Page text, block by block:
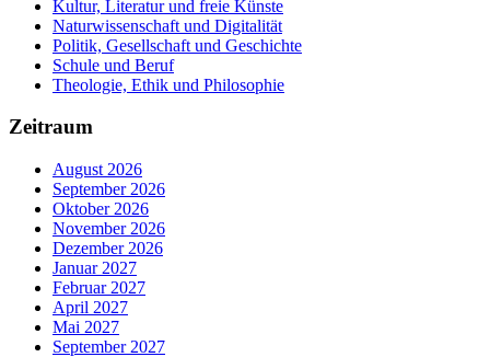
Kultur, Literatur und freie Künste
Naturwissenschaft und Digitalität
Politik, Gesellschaft und Geschichte
Schule und Beruf
Theologie, Ethik und Philosophie
Zeitraum
August 2026
September 2026
Oktober 2026
November 2026
Dezember 2026
Januar 2027
Februar 2027
April 2027
Mai 2027
September 2027